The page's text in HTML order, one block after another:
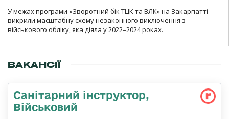
У межах програми «Зворотний бік ТЦК та ВЛК» на Закарпатті
викрили масштабну схему незаконного виключення з
військового обліку, яка діяла у 2022–2024 роках.
ВАКАНСІЇ
Санітарний інструктор,
Військовий